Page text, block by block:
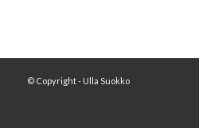
© Copyright - Ulla Suokko